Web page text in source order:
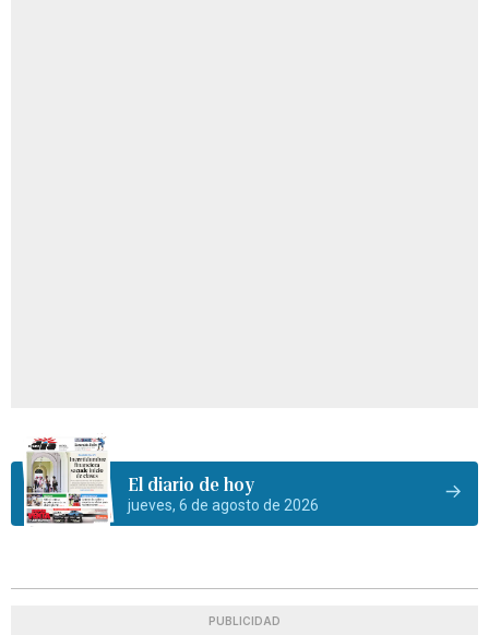
El diario de hoy
jueves, 6 de agosto de 2026
PUBLICIDAD